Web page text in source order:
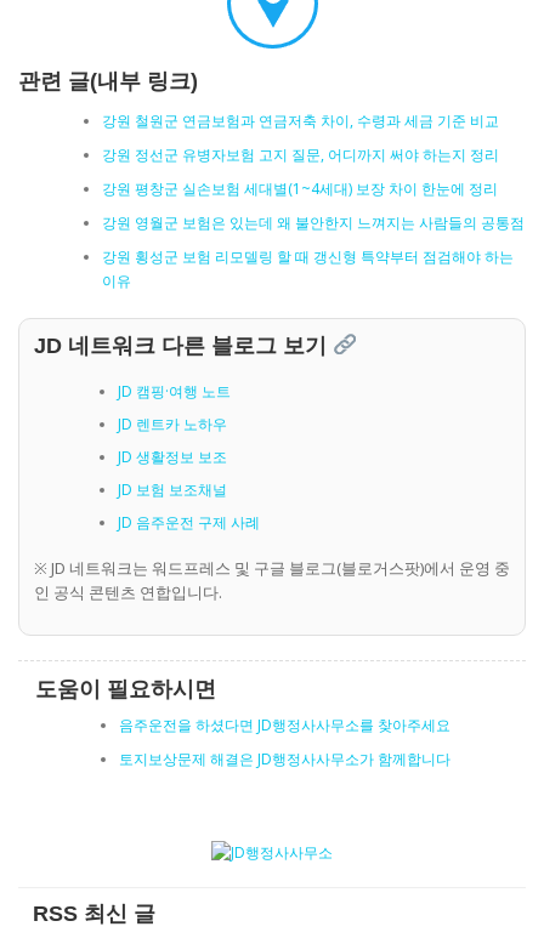
관련 글(내부 링크)
강원 철원군 연금보험과 연금저축 차이, 수령과 세금 기준 비교
강원 정선군 유병자보험 고지 질문, 어디까지 써야 하는지 정리
강원 평창군 실손보험 세대별(1~4세대) 보장 차이 한눈에 정리
강원 영월군 보험은 있는데 왜 불안한지 느껴지는 사람들의 공통점
강원 횡성군 보험 리모델링 할 때 갱신형 특약부터 점검해야 하는
이유
JD 네트워크 다른 블로그 보기
JD 캠핑·여행 노트
JD 렌트카 노하우
JD 생활정보 보조
JD 보험 보조채널
JD 음주운전 구제 사례
※ JD 네트워크는 워드프레스 및 구글 블로그(블로거스팟)에서 운영 중
인 공식 콘텐츠 연합입니다.
도움이 필요하시면
음주운전을 하셨다면 JD행정사사무소를 찾아주세요
토지보상문제 해결은 JD행정사사무소가 함께합니다
RSS 최신 글